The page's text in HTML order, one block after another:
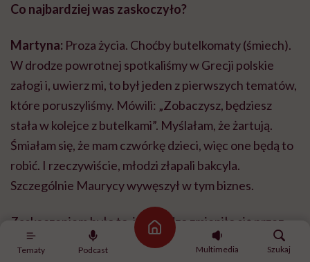
Tematy Podcast
Strona główna
Multimedia
Szukaj
Co najbardziej was zaskoczyło?
Martyna: Proza życia. Choćby butelkomaty (śmiech).
W drodze powrotnej spotkaliśmy w Grecji polskie
załogi i, uwierz mi, to był jeden z pierwszych tematów,
które poruszyliśmy. Mówili: „Zobaczysz, będziesz
stała w kolejce z butelkami”. Myślałam, że żartują.
Śmiałam się, że mam czwórkę dzieci, więc one będą to
robić. I rzeczywiście, młodzi złapali bakcyla.
Szczególnie Maurycy wywęszył w tym biznes.
Zaskoczeniem było to, jak bardzo zmieniło się przez
ten czas nasze miasto Siedlce. Pierwsze kilka naszych